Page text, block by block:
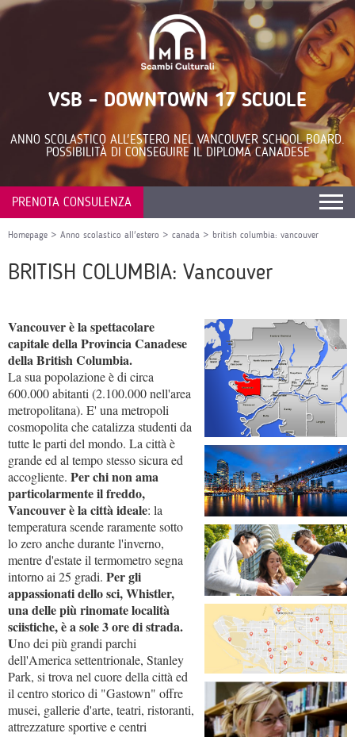
VSB - DOWNTOWN 17 SCUOLE
ANNO SCOLASTICO ALL'ESTERO NEL VANCOUVER SCHOOL BOARD.
POSSIBILITÀ DI CONSEGUIRE IL DIPLOMA CANADESE
PRENOTA CONSULENZA
Homepage > Anno scolastico all'estero > canada > british columbia: vancouver
BRITISH COLUMBIA: Vancouver
Vancouver è la spettacolare
capitale della Provincia Canadese
della British Columbia.
La sua popolazione è di circa
600.000 abitanti (2.100.000 nell'area
metropolitana). E' una metropoli
cosmopolita che catalizza studenti da
tutte le parti del mondo. La città è
grande ed al tempo stesso sicura ed
accogliente. Per chi non ama
particolarmente il freddo,
Vancouver è la città ideale: la
temperatura scende raramente sotto
lo zero anche durante l'inverno,
mentre d'estate il termometro segna
intorno ai 25 gradi. Per gli
appassionati dello sci, Whistler,
una delle più rinomate località
sciistiche, è a sole 3 ore di strada.
Uno dei più grandi parchi
dell'America settentrionale, Stanley
Park, si trova nel cuore della città ed
il centro storico di "Gastown" offre
musei, gallerie d'arte, teatri, ristoranti,
attrezzature sportive e centri